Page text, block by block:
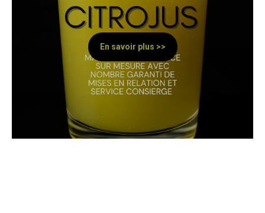
En savoir plus >>